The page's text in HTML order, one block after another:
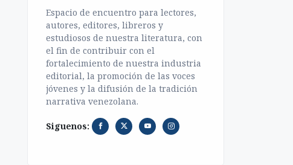
Espacio de encuentro para lectores,
autores, editores, libreros y
estudiosos de nuestra literatura, con
el fin de contribuir con el
fortalecimiento de nuestra industria
editorial, la promoción de las voces
jóvenes y la difusión de la tradición
narrativa venezolana.
Siguenos: